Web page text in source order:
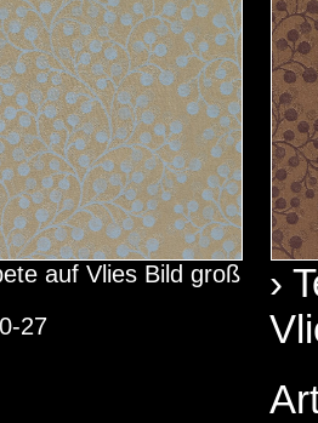
auf Vlies Bild groß
27
›